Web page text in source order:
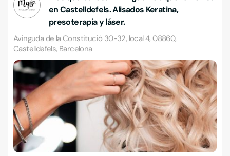
en Castelldefels. Alisados Keratina,
presoterapia y láser.
Avinguda de la Constitució 30-32, local 4, 08860,
Castelldefels, Barcelona